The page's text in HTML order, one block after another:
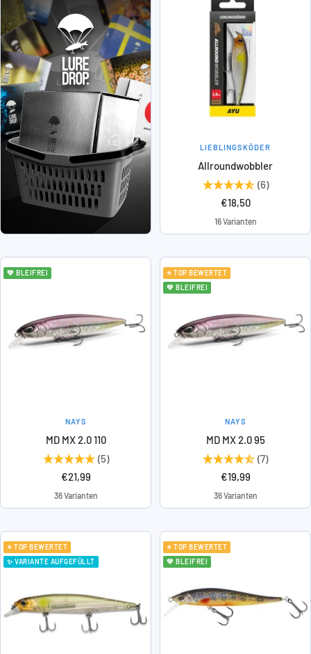
LIEBLINGSKÖDER
Allroundwobbler
(6)
Angebotspreis
€18,50
16 Varianten
💚 BLEIFREI
NAYS
MD MX 2.0 110
(5)
Angebotspreis
€21,99
36 Varianten
⭐ TOP BEWERTET
💚 BLEIFREI
NAYS
MD MX 2.0 95
(7)
Angebotspreis
€19,99
36 Varianten
⭐ TOP BEWERTET
✨ VARIANTE AUFGEFÜLLT
⭐ TOP BEWERTET
💚 BLEIFREI